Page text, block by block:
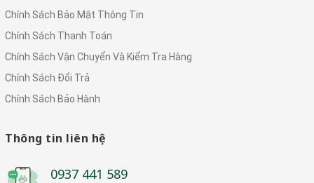
Chính Sách Bảo Mật Thông Tin
Chính Sách Thanh Toán
Chính Sách Vận Chuyển Và Kiểm Tra Hàng
Chính Sách Đổi Trả
Chính Sách Bảo Hành
Thông tin liên hệ
0937 441 589